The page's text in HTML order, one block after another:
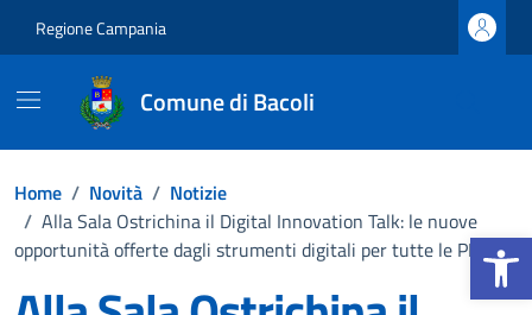
Apri la
Regione Campania
Comune di Bacoli
Home / Novità / Notizie
/ Alla Sala Ostrichina il Digital Innovation Talk: le nuove
opportunità offerte dagli strumenti digitali per tutte le PMI